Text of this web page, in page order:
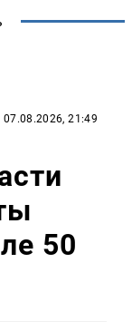
07.08.2026, 21:49
50